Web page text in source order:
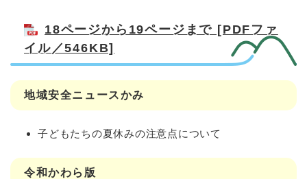
18ページから19ページまで [PDFファ
イル／546KB]
地域安全ニュースかみ
子どもたちの夏休みの注意点について
令和かわら版